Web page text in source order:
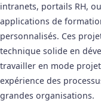
intranets, portails RH,
applications de
personnalisés. Ces
technique solide en
travailler en mode
expérience des
grandes organisations.